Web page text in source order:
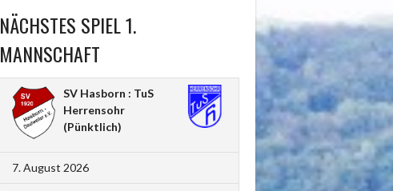
NÄCHSTES SPIEL 1.
MANNSCHAFT
SV Hasborn : TuS
Herrensohr
(Pünktlich)
7. August 2026